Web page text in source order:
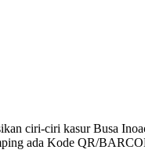
ciri-ciri kasur Busa
ada Kode QR/